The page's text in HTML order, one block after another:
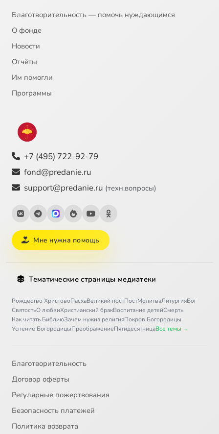
Благотворительность — помочь нуждающимся
О фонде
Новости
Отчёты
Им помогли
Программы
+7 (495) 722-92-79
fond@predanie.ru
support@predanie.ru (техн.вопросы)
Мне нужна помощь
Тематические страницы медиатеки
Рождество ХристовоПасхаВеликий постПостМолитваЛитургияБог
СвятостьО любвиХристианский бракВоспитание детейСмерть
Как читать БиблиюЗачем нужна религияПокров Богородицы
Успение БогородицыПреображениеПятидесятницаВсе темы →
Благотворительность
Договор оферты
Регулярные пожертвования
Безопасность платежей
Политика возврата